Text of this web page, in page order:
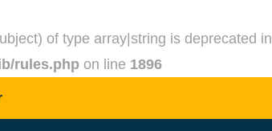
of type array|string is deprecated in
rules.php on line 1896